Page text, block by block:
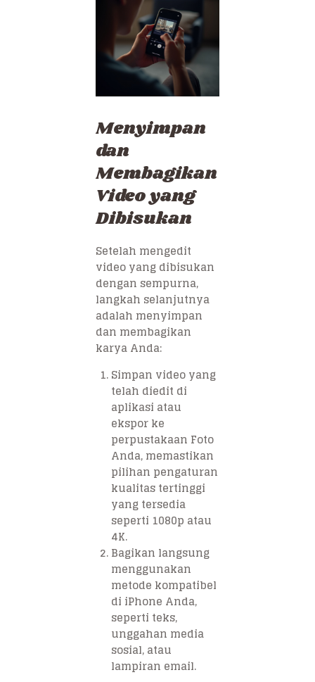
Menyimpan
dan
Membagikan
Video yang
Dibisukan
Setelah mengedit
video yang dibisukan
dengan sempurna,
langkah selanjutnya
adalah menyimpan
dan membagikan
karya Anda:
Simpan video yang
telah diedit di
aplikasi atau
ekspor ke
perpustakaan Foto
Anda, memastikan
pilihan pengaturan
kualitas tertinggi
yang tersedia
seperti 1080p atau
4K.
Bagikan langsung
menggunakan
metode kompatibel
di iPhone Anda,
seperti teks,
unggahan media
sosial, atau
lampiran email.